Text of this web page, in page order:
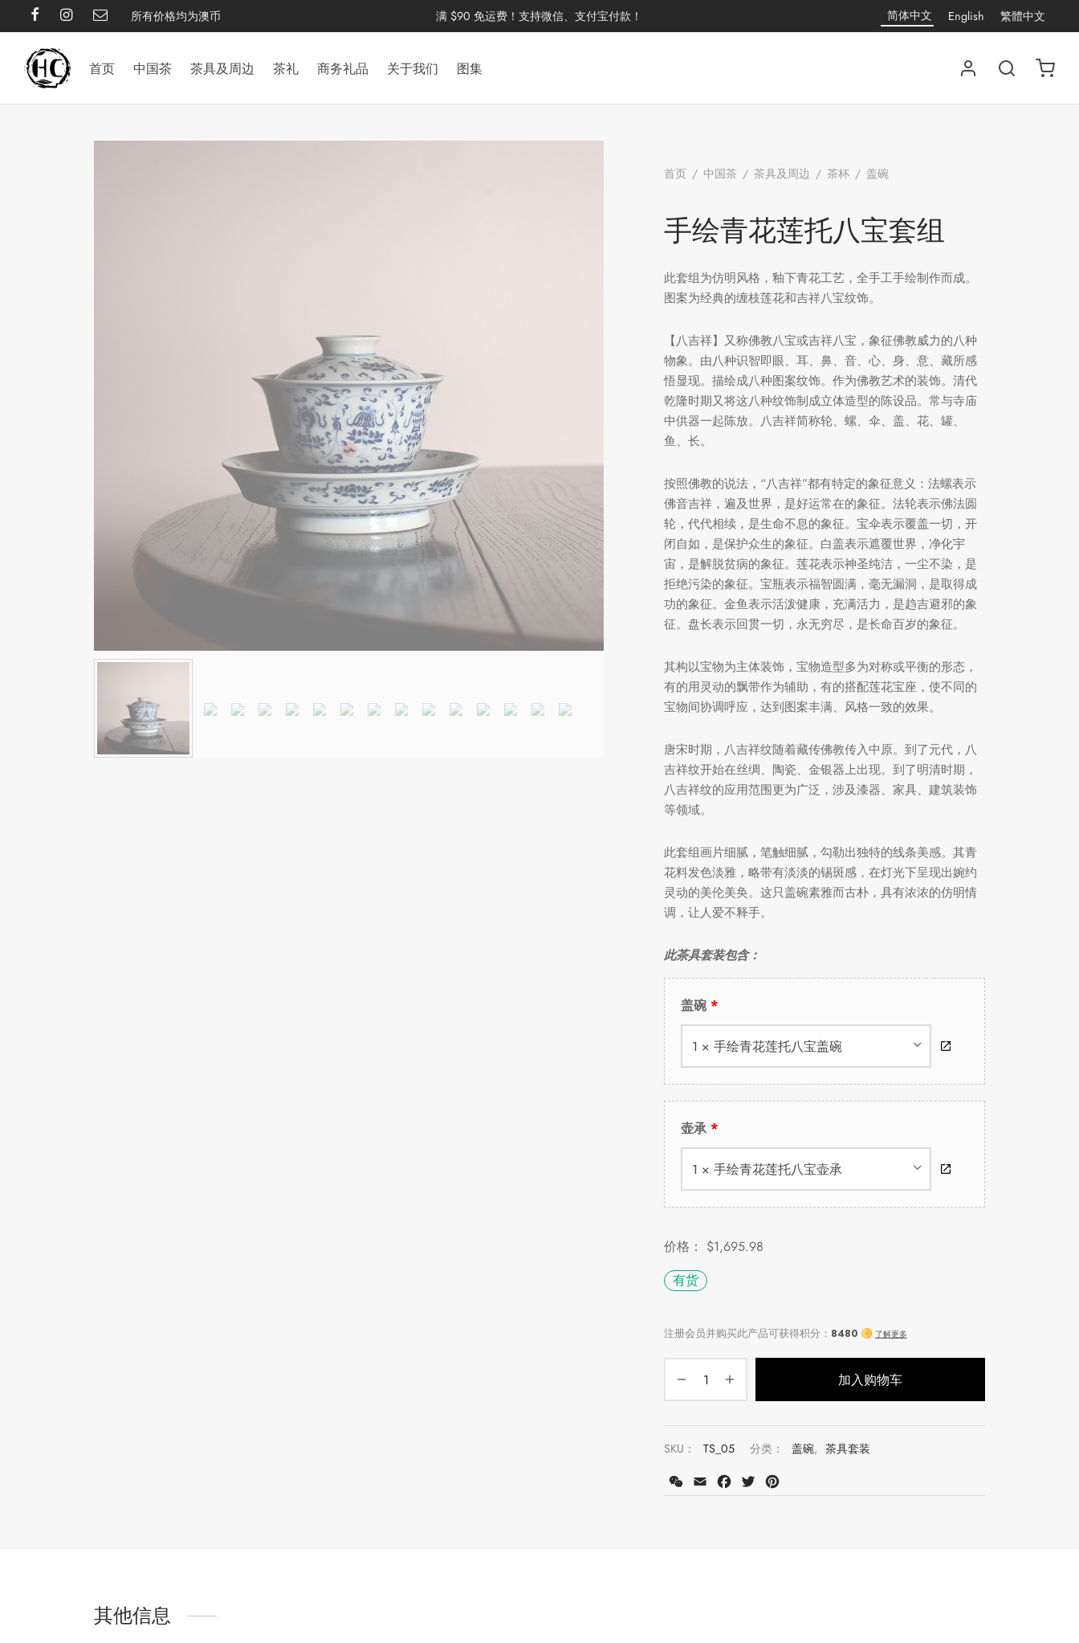
所有价格均为澳币 满 $90 免运费！支持微信、支付宝付款！ 简体中文 English 繁體中文
首页 中国茶 茶具及周边 茶礼 商务礼品 关于我们 图集
首页 / 中国茶 / 茶具及周边 / 茶杯 / 盖碗
手绘青花莲托八宝套组
此套组为仿明风格，釉下青花工艺，全手工手绘制作而成。
图案为经典的缠枝莲花和吉祥八宝纹饰。
【八吉祥】又称佛教八宝或吉祥八宝，象征佛教威力的八种
物象。由八种识智即眼、耳、鼻、音、心、身、意、藏所感
悟显现。描绘成八种图案纹饰。作为佛教艺术的装饰。清代
乾隆时期又将这八种纹饰制成立体造型的陈设品。常与寺庙
中供器一起陈放。八吉祥简称轮、螺、伞、盖、花、罐、
鱼、长。
按照佛教的说法，“八吉祥”都有特定的象征意义：法螺表示
佛音吉祥，遍及世界，是好运常在的象征。法轮表示佛法圆
轮，代代相续，是生命不息的象征。宝伞表示覆盖一切，开
闭自如，是保护众生的象征。白盖表示遮覆世界，净化宇
宙，是解脱贫病的象征。莲花表示神圣纯洁，一尘不染，是
拒绝污染的象征。宝瓶表示福智圆满，毫无漏洞，是取得成
功的象征。金鱼表示活泼健康，充满活力，是趋吉避邪的象
征。盘长表示回贯一切，永无穷尽，是长命百岁的象征。
其构以宝物为主体装饰，宝物造型多为对称或平衡的形态，
有的用灵动的飘带作为辅助，有的搭配莲花宝座，使不同的
宝物间协调呼应，达到图案丰满、风格一致的效果。
唐宋时期，八吉祥纹随着藏传佛教传入中原。到了元代，八
吉祥纹开始在丝绸、陶瓷、金银器上出现。到了明清时期，
八吉祥纹的应用范围更为广泛，涉及漆器、家具、建筑装饰
等领域。
此套组画片细腻，笔触细腻，勾勒出独特的线条美感。其青
花料发色淡雅，略带有淡淡的锡斑感，在灯光下呈现出婉约
灵动的美伦美奂。这只盖碗素雅而古朴，具有浓浓的仿明情
调，让人爱不释手。
此茶具套装包含：
盖碗
1 × 手绘青花莲托八宝盖碗
壶承
1 × 手绘青花莲托八宝壶承
价格： $1,695.98
有货
加入购物车
SKU： TS_05 分类： 盖碗, 茶具套装
WeChat
Email Facebook
Twitter
其他信息